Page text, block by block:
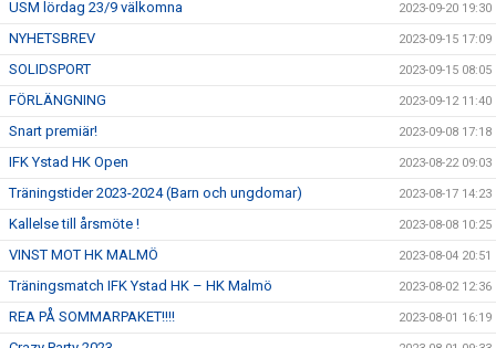
USM lördag 23/9 välkomna 2023-09-20 19:30
NYHETSBREV 2023-09-15 17:09
SOLIDSPORT 2023-09-15 08:05
FÖRLÄNGNING 2023-09-12 11:40
Snart premiär! 2023-09-08 17:18
IFK Ystad HK Open 2023-08-22 09:03
Träningstider 2023-2024 (Barn och ungdomar) 2023-08-17 14:23
Kallelse till årsmöte ! 2023-08-08 10:25
VINST MOT HK MALMÖ 2023-08-04 20:51
Träningsmatch IFK Ystad HK – HK Malmö 2023-08-02 12:36
REA PÅ SOMMARPAKET!!!! 2023-08-01 16:19